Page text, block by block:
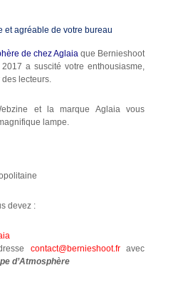
et agréable de votre bureau
de chez Aglaia que Bernieshoot
a suscité votre enthousiasme,
lecteurs.
et la marque Aglaia vous
lampe.
devez :
contact@bernieshoot.fravec
d’Atmosphère